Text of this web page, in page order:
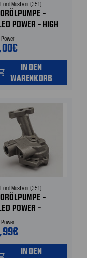
Mustang (351)
-
POWER - HIGH
Power
IN DEN
WARENKORB
Mustang (351)
-
POWER -
Power
IN DEN